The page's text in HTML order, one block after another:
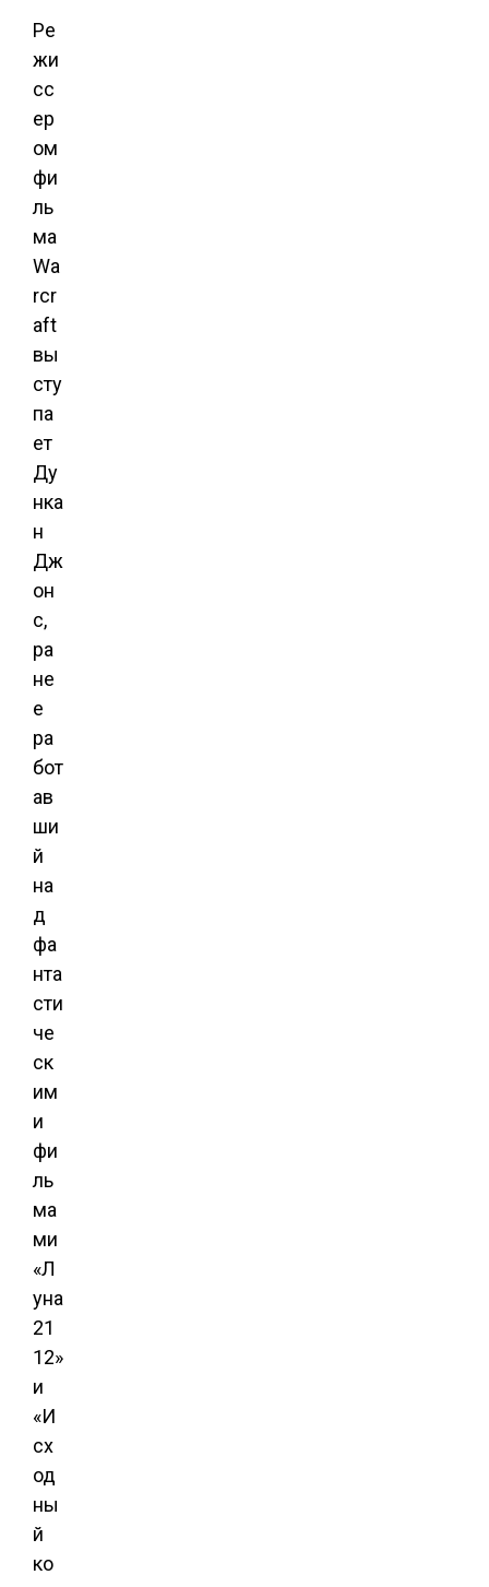
Ре
жи
сс
ер
ом
фи
ль
ма
Wa
rcr
aft
вы
сту
па
ет
Ду
нка
н
Дж
он
с,
ра
не
е
ра
бот
ав
ши
й
на
д
фа
нта
сти
че
ск
им
и
фи
ль
ма
ми
«Л
уна
21
12»
и
«И
сх
од
ны
й
ко